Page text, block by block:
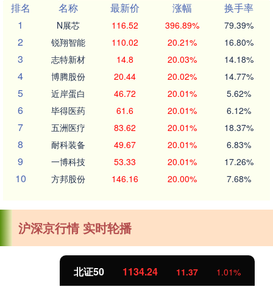
排名
名称 最新价 涨幅
换手率
1
N展芯 116.52 396.89% 79.39%
2 锐翔智能 110.02 20.21% 16.80%
3 志特新材 14.8 20.03% 14.18%
4 博腾股份 20.44 20.02% 14.77%
5 近岸蛋白 46.72 20.01% 5.62%
6 毕得医药 61.6 20.01% 6.12%
7 五洲医疗 83.62 20.01% 18.37%
8 耐科装备 49.67 20.01% 6.83%
9 一博科技 53.33 20.01% 17.26%
10 方邦股份 146.16 20.00% 7.68%
沪深京行情 实时轮播
北证50 1134.24 11.37 1.01%